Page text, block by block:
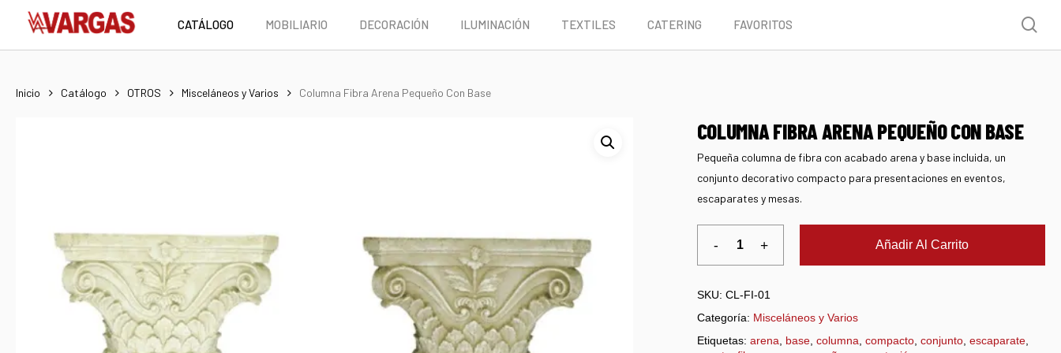
main
CATÁLOGO MOBILIARIO DECORACIÓN ILUMINACIÓN TEXTILES CATERING FAVORITOS
Inicio Catálogo OTROS Misceláneos y Varios Columna Fibra Arena Pequeño Con Base
COLUMNA FIBRA ARENA PEQUEÑO CON BASE
Pequeña columna de fibra con acabado arena y base incluida, un
conjunto decorativo compacto para presentaciones en eventos,
escaparates y mesas.
Añadir Al Carrito
SKU: CL-FI-01
Categoría: Misceláneos y Varios
Etiquetas: arena base, columna compacto, conjunto, escaparate,